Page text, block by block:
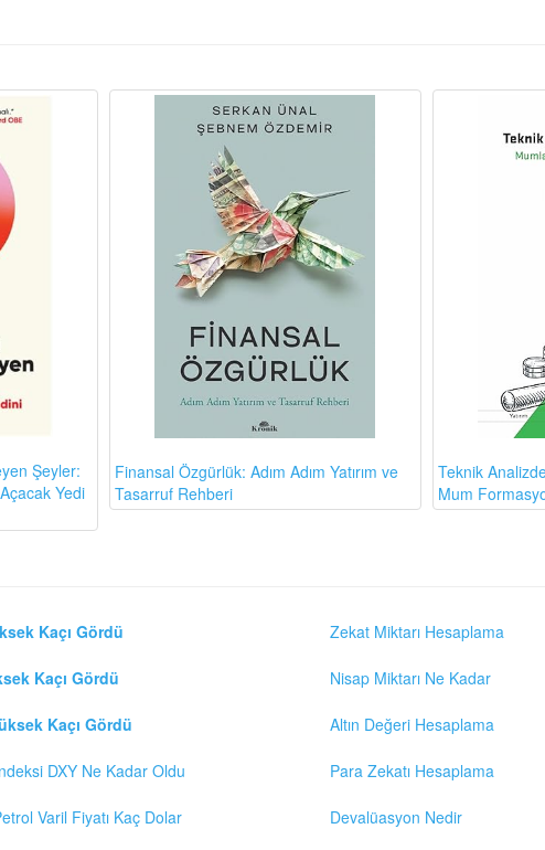
Şeyler:
Yedi
Finansal Özgürlük: Adım Adım Yatırım ve
Tasarruf Rehberi
Teknik
Mum
Kaçı Gördü
Kaçı Gördü
Kaçı Gördü
DXY Ne Kadar Oldu
Varil Fiyatı Kaç Dolar
Zekat Miktarı Hesaplama
Nisap Miktarı Ne Kadar
Altın Değeri Hesaplama
Para Zekatı Hesaplama
Devalüasyon Nedir